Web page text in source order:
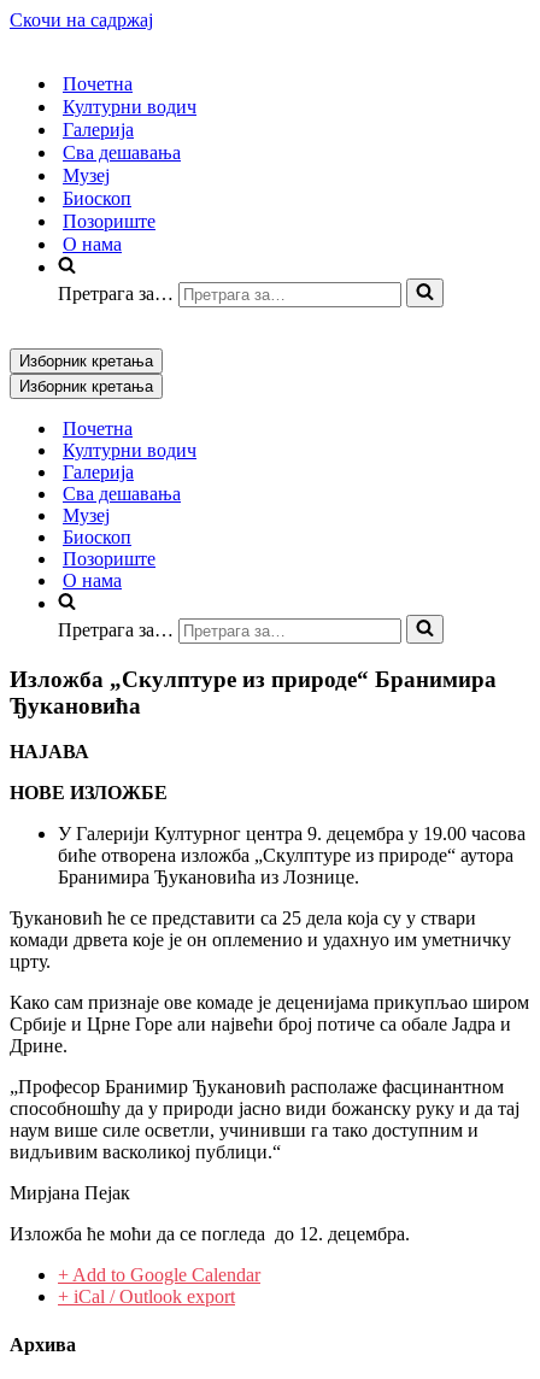
Скочи на садржај
Почетна
Културни водич
Галерија
Сва дешавања
Музеј
Биоскоп
Позориште
О нама
Претрага за…
Изборник кретања
Изборник кретања
Почетна
Културни водич
Галерија
Сва дешавања
Музеј
Биоскоп
Позориште
О нама
Претрага за…
Изложба „Скулптуре из природе“ Бранимира
Ђукановића
НАЈАВА
НОВЕ ИЗЛОЖБЕ
У Галерији Културног центра 9. децембра у 19.00 часова
биће отворена изложба „Скулптуре из природе“ аутора
Бранимира Ђукановића из Лознице.
Ђукановић ће се представити са 25 дела која су у ствари
комади дрвета које је он оплеменио и удахнуо им уметничку
црту.
Како сам признаје ове комаде је деценијама прикупљао широм
Србије и Црне Горе али највећи број потиче са обале Јадра и
Дрине.
„Професор Бранимир Ђукановић располаже фасцинантном
способношћу да у природи јасно види божанску руку и да тај
наум више силе осветли, учинивши га тако доступним и
видљивим васколикој публици.“
Мирјана Пејак
Изложба ће моћи да се погледа до 12. децембра.
+ Add to Google Calendar
+ iCal / Outlook export
Архива